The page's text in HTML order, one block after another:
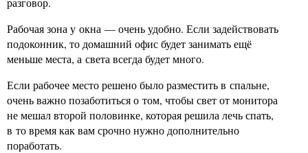
Рабочая зона у окна — очень удобно. Если задействовать
подоконник, то домашний офис будет занимать ещё
меньше места, а света всегда будет много.
Если рабочее место решено было разместить в спальне,
очень важно позаботиться о том, чтобы свет от монитора
не мешал второй половинке, которая решила лечь спать,
в то время как вам срочно нужно дополнительно
поработать.